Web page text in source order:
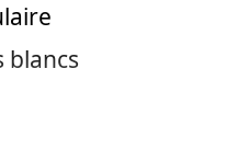
blancs